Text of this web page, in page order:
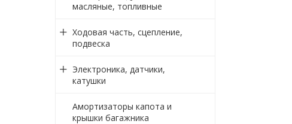
масляные, топливные
Ходовая часть, сцепление,
подвеска
Электроника, датчики,
катушки
Амортизаторы капота и
крышки багажника